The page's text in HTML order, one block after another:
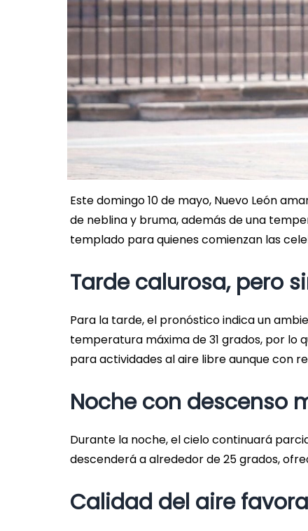
Este domingo 10 de mayo, Nuevo León
de neblina y bruma, además de una
templado para quienes comienzan las
Tarde calurosa, pero
Para la tarde, el pronóstico indica un
temperatura máxima de 31 grados, por lo
para actividades al aire libre aunque con
Noche con descenso
Durante la noche, el cielo continuará
descenderá a alrededor de 25 grados,
Calidad del aire